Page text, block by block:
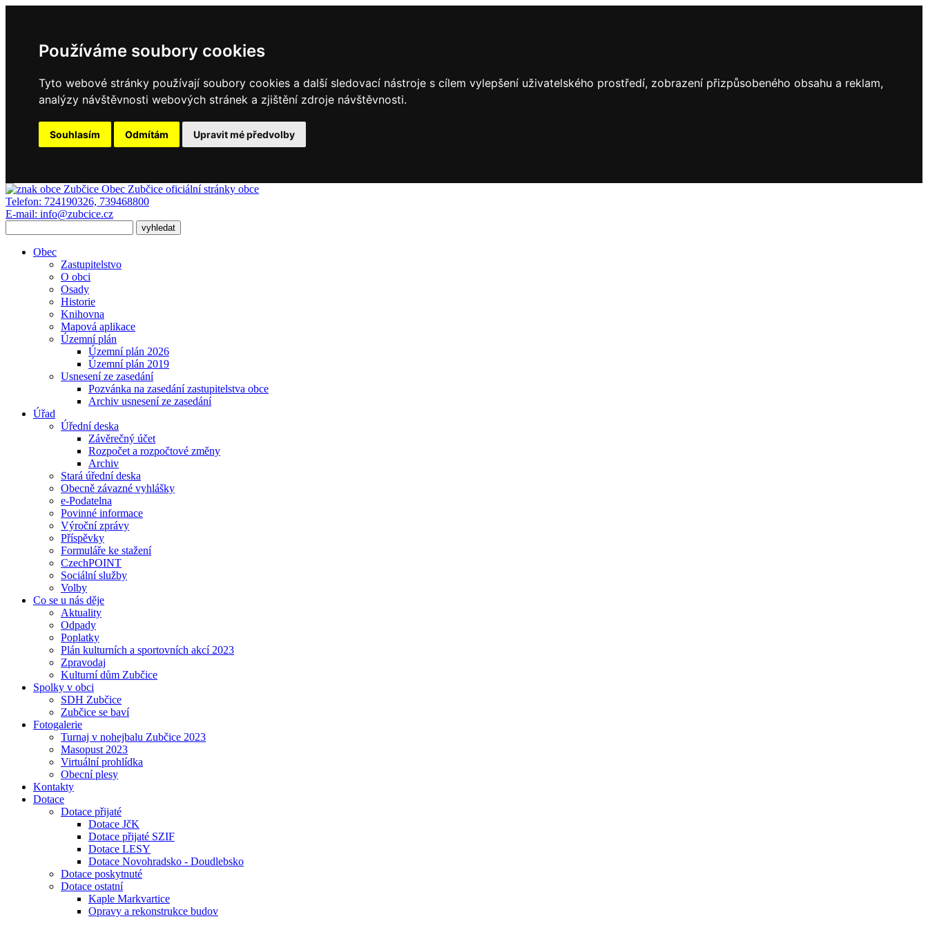
Používáme soubory cookies
Tyto webové stránky používají soubory cookies a další sledovací nástroje s cílem vylepšení uživatelského prostředí, zobrazení přizpůsobeného obsahu a reklam,
analýzy návštěvnosti webových stránek a zjištění zdroje návštěvnosti.
Souhlasím Odmítám Upravit mé předvolby
Obec Zubčice oficiální stránky obce
Telefon: 724190326, 739468800
E-mail: info@zubcice.cz
Obec
Zastupitelstvo
O obci
Osady
Historie
Knihovna
Mapová aplikace
Územní plán
Územní plán 2026
Územní plán 2019
Usnesení ze zasedání
Pozvánka na zasedání zastupitelstva obce
Archiv usnesení ze zasedání
Úřad
Úřední deska
Závěrečný účet
Rozpočet a rozpočtové změny
Archiv
Stará úřední deska
Obecně závazné vyhlášky
e-Podatelna
Povinné informace
Výroční zprávy
Příspěvky
Formuláře ke stažení
CzechPOINT
Sociální služby
Volby
Co se u nás děje
Aktuality
Odpady
Poplatky
Plán kulturních a sportovních akcí 2023
Zpravodaj
Kulturní dům Zubčice
Spolky v obci
SDH Zubčice
Zubčice se baví
Fotogalerie
Turnaj v nohejbalu Zubčice 2023
Masopust 2023
Virtuální prohlídka
Obecní plesy
Kontakty
Dotace
Dotace přijaté
Dotace JčK
Dotace přijaté SZIF
Dotace LESY
Dotace Novohradsko - Doudlebsko
Dotace poskytnuté
Dotace ostatní
Kaple Markvartice
Opravy a rekonstrukce budov